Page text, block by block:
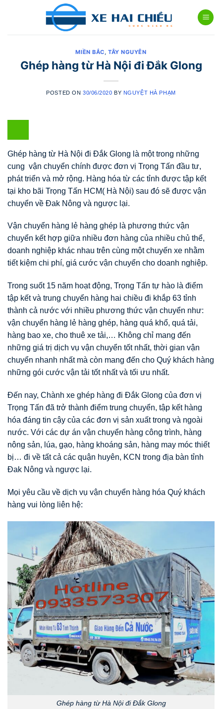
MIỀN BẮC, TÂY NGUYÊN
Ghép hàng từ Hà Nội đi Đắk Glong
POSTED ON 30/06/2020 BY NGUYỆT HÀ PHẠM
Ghép hàng từ Hà Nội đi Đắk Glong là một trong những
cung vận chuyển chính được đơn vị Trọng Tấn đầu tư,
phát triển và mở rộng. Hàng hóa từ các tỉnh được tập kết
tại kho bãi Trọng Tấn HCM( Hà Nội) sau đó sẽ được vận
chuyển về Đak Nông và ngược lại.
Vận chuyển hàng lẻ hàng ghép là phương thức vận
chuyển kết hợp giữa nhiều đơn hàng của nhiều chủ thể,
doanh nghiệp khác nhau trên cùng một chuyến xe nhằm
tiết kiệm chi phí, giá cước vận chuyển cho doanh nghiệp.
Trong suốt 15 năm hoạt động, Trọng Tấn tự hào là điểm
tập kết và trung chuyển hàng hai chiều đi khắp 63 tỉnh
thành cả nước với nhiều phương thức vận chuyển như:
vận chuyển hàng lẻ hàng ghép, hàng quá khổ, quá tải,
hàng bao xe, cho thuê xe tải,… Không chỉ mang đến
những giá trị dịch vụ vận chuyển tốt nhất, thời gian vận
chuyển nhanh nhất mà còn mang đến cho Quý khách hàng
những gói cước vận tải tốt nhất và tối ưu nhất.
Đến nay, Chành xe ghép hàng đi Đắk Glong của đơn vị
Trọng Tấn đã trở thành điểm trung chuyển, tập kết hàng
hóa đáng tin cậy của các đơn vị sản xuất trong và ngoài
nước. Với các dự án vận chuyển hàng công trình, hàng
nông sản, lúa, gạo, hàng khoáng sản, hàng may móc thiết
bị… đi về tất cả các quận huyên, KCN trong địa bàn tỉnh
Đak Nông và ngược lại.
Mọi yêu cầu về dịch vụ vận chuyển hàng hóa Quý khách
hàng vui lòng liên hệ:
Ghép hàng từ Hà Nội đi Đắk Glong